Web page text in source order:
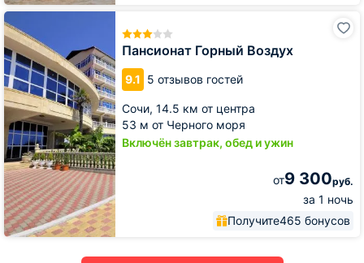
Пансионат Горный Воздух
9.1 5 отзывов гостей
Сочи, 14.5 км от центра
53 м от Черного моря
Включён завтрак, обед и ужин
от9 300руб.
за 1 ночь
Получите465 бонусов
Пансионат
Горный
Воздух